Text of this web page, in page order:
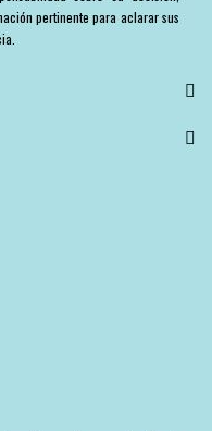
pertinente para aclarar sus